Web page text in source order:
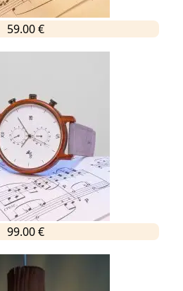
59.00 €
99.00 €